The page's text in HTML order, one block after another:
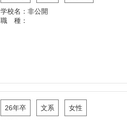
学校名：非公開
職 種：
26年卒 文系 女性